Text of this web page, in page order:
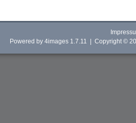
Powered by 4images 1.7.11 | Copyright ©